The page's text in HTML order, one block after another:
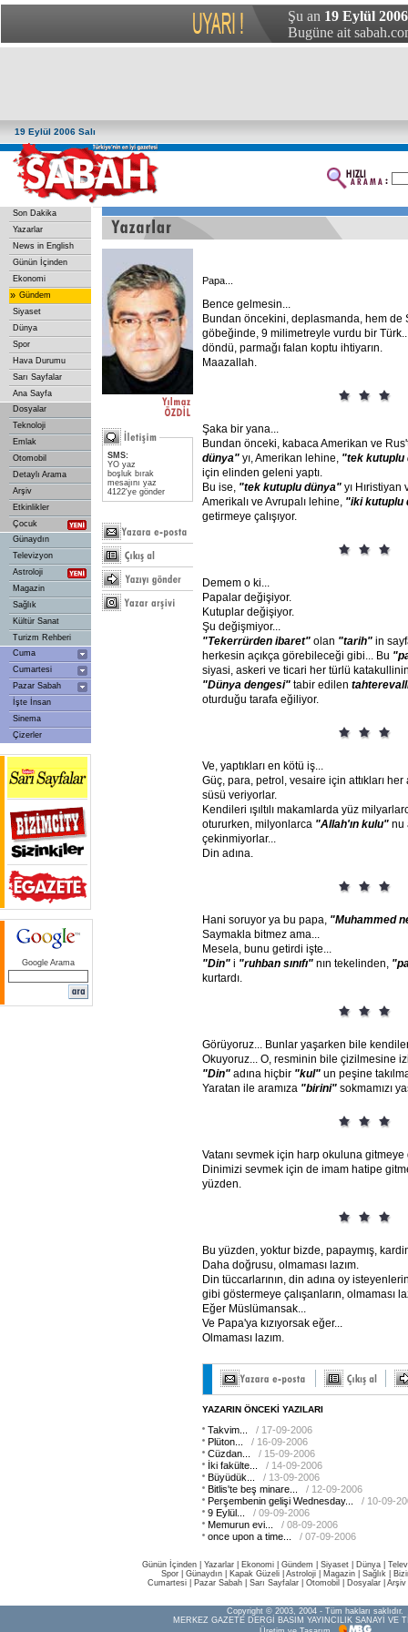
Şu an 19 Eylül 2006
Bugüne ait
19 Eylül 2006 Salı
Son Dakika
Yazarlar
News in English
Günün İçinden
Ekonomi
» Gündem
Siyaset
Dünya
Spor
Hava Durumu
Sarı Sayfalar
Ana Sayfa
Dosyalar
Teknoloji
Emlak
Otomobil
Detaylı Arama
Arşiv
Etkinlikler
Çocuk
Günaydın
Televizyon
Astroloji
Magazin
Sağlık
Kültür Sanat
Turizm Rehberi
Cuma
Cumartesi
Pazar Sabah
İşte İnsan
Sinema
Çizerler
Google Arama
SMS:
YO yaz
boşluk bırak
mesajını yaz
4122'ye gönder
Papa...
Bence gelmesin...
Bundan öncekini, deplasmanda, hem de
göbeğinde, 9 milimetreyle vurdu bir
döndü, parmağı falan koptu ihtiyarın.
Maazallah.
Şaka bir yana...
Bundan önceki, kabaca Amerikan ve
dünya" yı, Amerikan lehine, "tek kutuplu
için elinden geleni yaptı.
Bu ise, "tek kutuplu dünya" yı
Amerikalı ve Avrupalı lehine, "iki kutuplu
getirmeye çalışıyor.
Demem o ki...
Papalar değişiyor.
Kutuplar değişiyor.
Şu değişmiyor...
"Tekerrürden ibaret" olan "tarih" in
herkesin açıkça görebileceği gibi... Bu
siyasi, askeri ve ticari her türlü
"Dünya dengesi" tabir edilen
oturduğu tarafa eğiliyor.
Ve, yaptıkları en kötü iş...
Güç, para, petrol, vesaire için attıkları her
süsü veriyorlar.
Kendileri ışıltılı makamlarda yüz
otururken, milyonlarca "Allah'ın kulu" nu
çekinmiyorlar...
Din adına.
Hani soruyor ya bu papa, "Muhammed
Saymakla bitmez ama...
Mesela, bunu getirdi işte...
"Din" i "ruhban sınıfı" nın tekelinden,
kurtardı.
Görüyoruz... Bunlar yaşarken bile
Okuyoruz... O, resminin bile çizilmesine
"Din" adına hiçbir "kul" un peşine
Yaratan ile aramıza "birini" sokmamızı
Vatanı sevmek için harp okuluna gitmeye
Dinimizi sevmek için de imam hatipe
yüzden.
Bu yüzden, yoktur bizde, papaymış,
Daha doğrusu, olmaması lazım.
Din tüccarlarının, din adına oy
gibi göstermeye çalışanların, olmaması
Eğer Müslümansak...
Ve Papa'ya kızıyorsak eğer...
Olmaması lazım.
YAZARIN ÖNCEKİ YAZILARI
Takvim...
/ 17-09-2006
Plüton...
/ 16-09-2006
Cüzdan...
/ 15-09-2006
İki fakülte...
/ 14-09-2006
Büyüdük...
/ 13-09-2006
Bitlis'te beş minare...
/ 12-09-2006
Perşembenin gelişi Wednesday...
/ 10-09-
9 Eylül...
/ 09-09-2006
Memurun evi...
/ 08-09-2006
once upon a time...
/ 07-09-2006
Günün İçinden Yazarlar Ekonomi Gündem Siyaset Dünya |
Spor
Günaydın Kapak Güzeli Astroloji Magazin Sağlık
Cumartesi
Pazar Sabah Sarı Sayfalar Otomobil Dosyalar Arşiv
Copyright © 2003, 2004 - Tüm hakları saklıdır.
MERKEZ GAZETE DERGİ BASIM YAYINCILIK SANAYİ VE